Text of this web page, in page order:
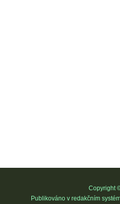
Copyright
Publikováno v redakčním